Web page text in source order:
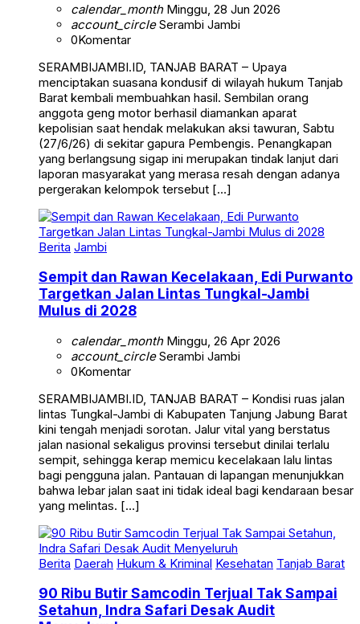
account_circleSerambi Jambi
0Komentar
menciptakan suasana kondusif di wilayah hukum Tanjab
Barat kembali membuahkan hasil. Sembilan orang
anggota geng motor berhasil diamankan aparat
kepolisian saat hendak melakukan aksi tawuran, Sabtu
(27/6/26) di sekitar gapura Pembengis. Penangkapan
yang berlangsung sigap ini merupakan tindak lanjut dari
laporan masyarakat yang merasa resah dengan adanya
pergerakan kelompok tersebut […]
Berita Jambi
Targetkan Jalan Lintas Tungkal-Jambi
Mulus di 2028
account_circleSerambi Jambi
0Komentar
lintas Tungkal-Jambi di Kabupaten Tanjung Jabung Barat
kini tengah menjadi sorotan. Jalur vital yang berstatus
jalan nasional sekaligus provinsi tersebut dinilai terlalu
sempit, sehingga kerap memicu kecelakaan lalu lintas
bagi pengguna jalan. Pantauan di lapangan menunjukkan
bahwa lebar jalan saat ini tidak ideal bagi kendaraan besar
yang melintas. […]
Berita Daerah Hukum & Kriminal Kesehatan
Setahun, Indra Safari Desak Audit
Menyeluruh